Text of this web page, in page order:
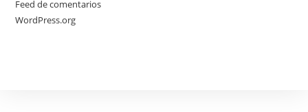
Feed de comentarios
WordPress.org